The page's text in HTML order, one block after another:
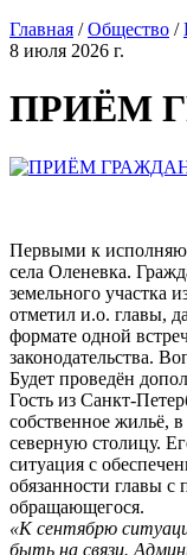
Главная /Общество /
8 июля 2026 г.
ПРИЁМ
Первыми к
села Оленевка.
земельного участка
отметил и.о. главы,
формате одной
законодательства.
Будет проведён
Гость из Санкт-
собственное жильё, в
северную столицу.
ситуация с
обязанности главы с
обращающегося.
«К сентябрю
быть на связи.